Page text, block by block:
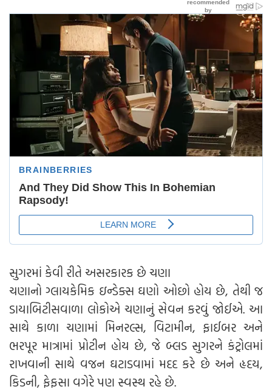
સુગરમાં કેવી રીતે અસરકારક છે ચણા
ચણાનો ગ્લાયકેમિક ઇન્ડેક્સ ઘણો ઓછો હોય છે, તેથી જ
ડાયાબિટીસવાળા લોકોએ ચણાનું સેવન કરવું જોઈએ. આ
સાથે કાળા ચણામાં મિનરલ્સ, વિટામીન, ફાઈબર અને
ભરપૂર માત્રામાં પ્રોટીન હોય છે, જે બ્લડ સુગરને કંટ્રોલમાં
રાખવાની સાથે વજન ઘટાડવામાં મદદ કરે છે અને હૃદય,
કિડની, ફેફસા વગેરે પણ સ્વસ્થ રહે છે.